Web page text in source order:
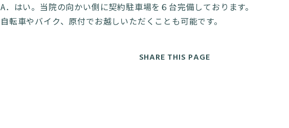
A．はい。当院の向かい側に契約駐車場を６台完備しております。
自転車やバイク、原付でお越しいただくことも可能です。
SHARE THIS PAGE